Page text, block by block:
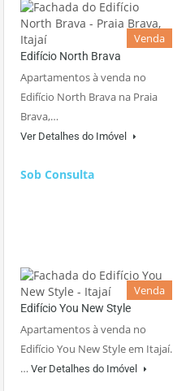
Venda
Edifício North Brava
Apartamentos à venda no
Edifício North Brava na Praia
Brava,…
Ver Detalhes do Imóvel
Sob Consulta
Venda
Edifício You New Style
Apartamentos à venda no
Edifício You New Style em Itajaí.
… Ver Detalhes do Imóvel